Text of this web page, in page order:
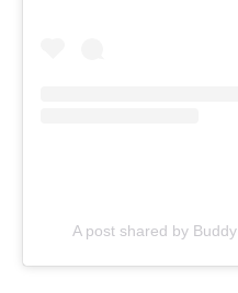
A post shared by